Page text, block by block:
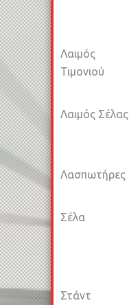
Λαιμός
Τιμονιού
Λαιμός Σέλας
Λασπωτήρες
Σέλα
Στάντ